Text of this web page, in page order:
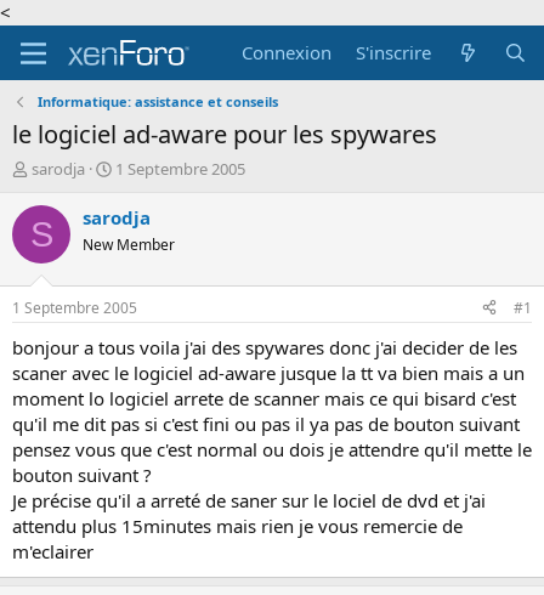
<
Connexion
S'inscrire
Informatique: assistance et conseils
le logiciel ad-aware pour les spywares
A
t
e
r
d
e
l
d
i
s
c
u
s
s
i
o
n
sarodja
D
t
d
d
é
b
u
t
1 Septembre 2005
S sarodja
New Member
1 Septembre 2005 #1
bonjour a tous voila j'ai des spywares donc j'ai decider de les
scaner avec le logiciel ad-aware jusque la tt va bien mais a un
moment lo logiciel arrete de scanner mais ce qui bisard c'est
qu'il me dit pas si c'est fini ou pas il ya pas de bouton suivant
pensez vous que c'est normal ou dois je attendre qu'il mette le
bouton suivant ?
Je précise qu'il a arreté de saner sur le lociel de dvd et j'ai
attendu plus 15minutes mais rien je vous remercie de
m'eclairer